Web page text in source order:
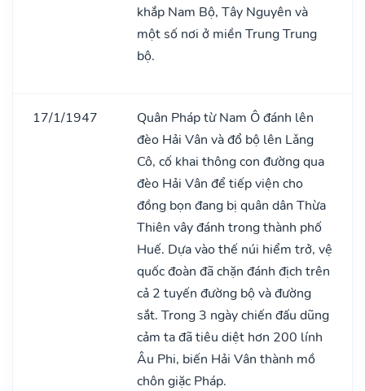
khắp Nam Bộ, Tây Nguyên và
một số nơi ở miền Trung Trung
bộ.
17/1/1947
Quân Pháp từ Nam Ô đánh lên
đèo Hải Vân và đổ bộ lên Lǎng
Cô, cố khai thông con đường qua
đèo Hải Vân để tiếp viện cho
đồng bọn đang bị quân dân Thừa
Thiên vây đánh trong thành phố
Huế. Dựa vào thế núi hiểm trở, vệ
quốc đoàn đã chặn đánh địch trên
cả 2 tuyến đường bộ và đường
sắt. Trong 3 ngày chiến đấu dũng
cảm ta đã tiêu diệt hơn 200 lính
Âu Phi, biến Hải Vân thành mồ
chôn giặc Pháp.